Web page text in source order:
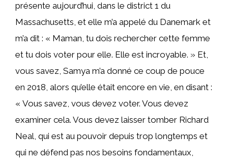
présente aujourd’hui, dans le district 1 du
Massachusetts, et elle m’a appelé du Danemark et
m’a dit : « Maman, tu dois rechercher cette femme
et tu dois voter pour elle. Elle est incroyable. » Et,
vous savez, Samya m’a donné ce coup de pouce
en 2018, alors qu’elle était encore en vie, en disant :
« Vous savez, vous devez voter. Vous devez
examiner cela. Vous devez laisser tomber Richard
Neal, qui est au pouvoir depuis trop longtemps et
qui ne défend pas nos besoins fondamentaux,